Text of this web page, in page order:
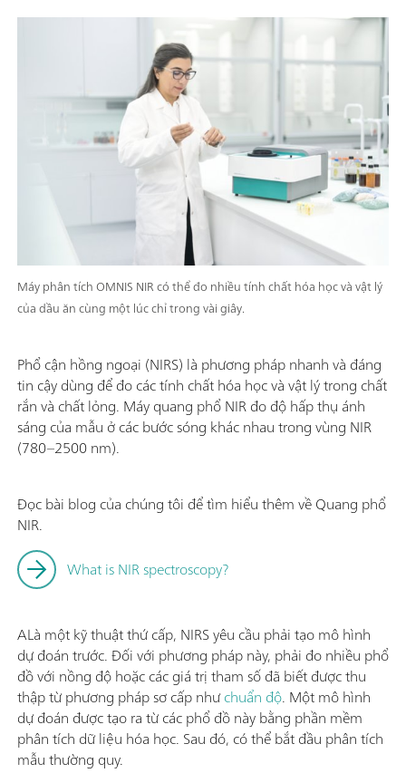
Máy phân tích OMNIS NIR có thể đo nhiều tính chất hóa học và vật lý
của dầu ăn cùng một lúc chỉ trong vài giây.
Phổ cận hồng ngoại (NIRS) là phương pháp nhanh và đáng
tin cậy dùng để đo các tính chất hóa học và vật lý trong chất
rắn và chất lỏng. Máy quang phổ NIR đo độ hấp thụ ánh
sáng của mẫu ở các bước sóng khác nhau trong vùng NIR
(780–2500 nm).
Đọc bài blog của chúng tôi để tìm hiểu thêm về Quang phổ
NIR.
What is NIR spectroscopy?
ALà một kỹ thuật thứ cấp, NIRS yêu cầu phải tạo mô hình
dự đoán trước. Đối với phương pháp này, phải đo nhiều phổ
đồ với nồng độ hoặc các giá trị tham số đã biết được thu
thập từ phương pháp sơ cấp nhưchuẩn độ. Một mô hình
dự đoán được tạo ra từ các phổ đồ này bằng phần mềm
phân tích dữ liệu hóa học. Sau đó, có thể bắt đầu phân tích
mẫu thường quy.